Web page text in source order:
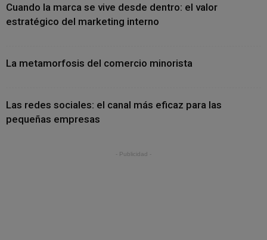
Cuando la marca se vive desde dentro: el valor
estratégico del marketing interno
La metamorfosis del comercio minorista
Las redes sociales: el canal más eficaz para las
pequeñas empresas
- Publicidad -